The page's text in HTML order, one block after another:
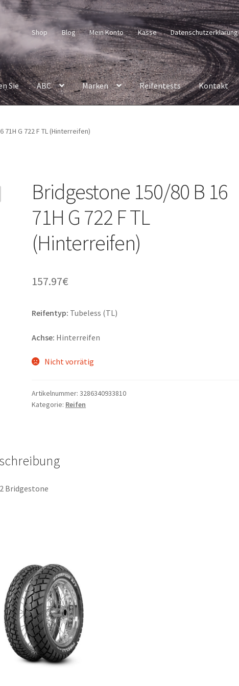
Shop Blog Mein Konto Kasse Datenschutzerklärung
Sie ABC Marken Reifentests Kontakt
G 722 F TL (Hinterreifen)
Bridgestone 150/80 B 16
71H G 722 F TL
(Hinterreifen)
157.97€
Reifentyp: Tubeless (TL)
Achse: Hinterreifen
Nicht vorrätig
Artikelnummer:3286340933810
Kategorie: Reifen
Bridgestone